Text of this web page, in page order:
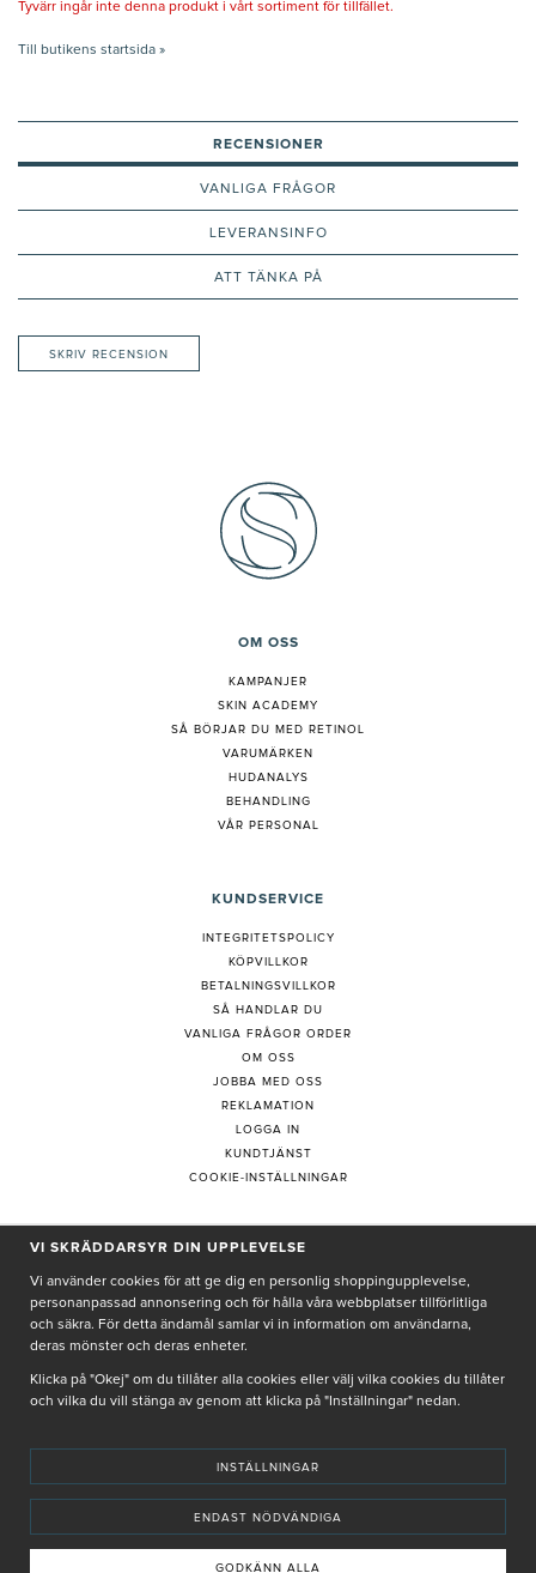
Tyvärr ingår inte denna produkt i vårt sortiment för tillfället.
Till butikens startsida »
RECENSIONER
VANLIGA FRÅGOR
LEVERANSINFO
ATT TÄNKA PÅ
SKRIV RECENSION
OM OSS
KAMPANJER
SKIN ACADEMY
SÅ BÖRJAR DU MED RETINOL
VARUMÄRKEN
HUDANALYS
BEHANDLING
VÅR PERSONAL
KUNDSERVICE
INTEGRITETSPOLICY
KÖPVILLKOR
BETALNINGSVILLKOR
SÅ HANDLAR DU
VANLIGA FRÅGOR ORDER
OM OSS
JOBBA MED OSS
REKLAMATION
LOGGA IN
KUNDTJÄNST
COOKIE-INSTÄLLNINGAR
PRENUMERERA PÅ NYHETSBREV
Genom att ge min e-post, accepterar jag Seth och Sallyintegritetspolicy
De uppgifter du matar in kommer endast användas till våra nyhetsbrev.
VI SKRÄDDARSYR DIN UPPLEVELSE
Vi använder cookies för att ge dig en personlig shoppingupplevelse,
personanpassad annonsering och för hålla våra webbplatser tillförlitliga
och säkra. För detta ändamål samlar vi in information om användarna,
deras mönster och deras enheter.
Klicka på "Okej" om du tillåter alla cookies eller välj vilka cookies du tillåter
och vilka du vill stänga av genom att klicka på "Inställningar" nedan.
INSTÄLLNINGAR
ENDAST NÖDVÄNDIGA
GODKÄNN ALLA